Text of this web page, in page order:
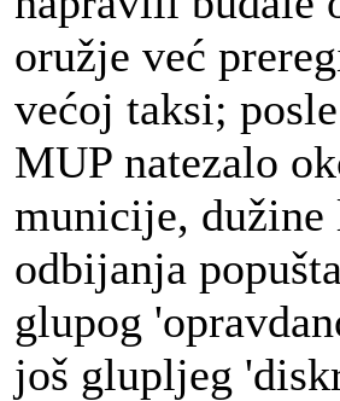
oružje već
većoj taksi;
MUP natezalo
municije, dužine
odbijanja
glupog
još glupljeg